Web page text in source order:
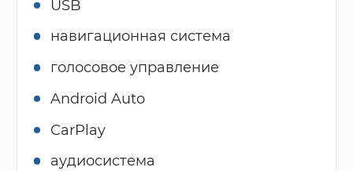
USB
навигационная система
голосовое управление
Android Auto
CarPlay
аудиосистема